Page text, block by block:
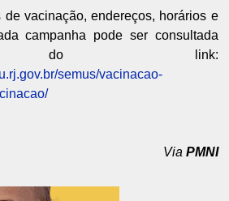
vacinação, endereços, horários e
campanha pode ser consultada
do link:
semus/vacinacao-
Via PMNI